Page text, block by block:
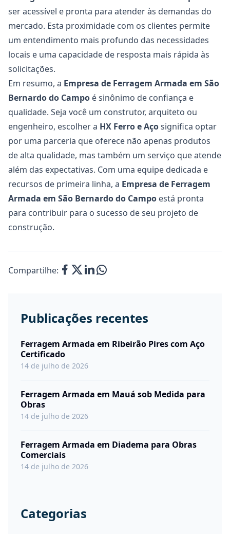
ser acessível e pronta para atender às demandas do
mercado. Esta proximidade com os clientes permite
um entendimento mais profundo das necessidades
locais e uma capacidade de resposta mais rápida às
solicitações.
Em resumo, a Empresa de Ferragem Armada em São
Bernardo do Campo é sinônimo de confiança e
qualidade. Seja você um construtor, arquiteto ou
engenheiro, escolher a HX Ferro e Açosignifica optar
por uma parceria que oferece não apenas produtos
de alta qualidade, mas também um serviço que atende
além das expectativas. Com uma equipe dedicada e
recursos de primeira linha, a Empresa de Ferragem
Armada em São Bernardo do Campo está pronta
para contribuir para o sucesso de seu projeto de
construção.
Compartilhe:
Publicações recentes
Ferragem Armada em Ribeirão Pires com Aço
Certificado
14 de julho de 2026
Ferragem Armada em Mauá sob Medida para
Obras
14 de julho de 2026
Ferragem Armada em Diadema para Obras
Comerciais
14 de julho de 2026
Categorias